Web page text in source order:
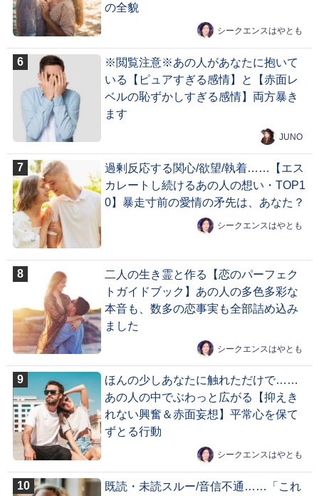
の全貌
シークエンスはやとも
※閲覧注意※あの人があなたに抱いて
いる【ピュアすぎる感情】と【赤面レ
ベルの恥ずかしすぎる感情】両方暴き
ます
JUNO
過剰反応する関心/欲望/執着……【エス
カレートし続けるあの人の想い・TOP1
0】暴走寸前の愛情の矛先は、あなた？
シークエンスはやとも
二人の生き霊と作る【恋のパーフェク
トガイドブック】あの人の多色多彩な
本音も、数多の恋事実も全部詰め込み
ました
シークエンスはやとも
ほんの少しあなたに触れただけで……
あの人の中でぶわっと広がる【抑えき
れない興奮＆赤面妄想】平常心を保て
ずとる行動
シークエンスはやとも
既読・未読スルー/音信不通……「これ